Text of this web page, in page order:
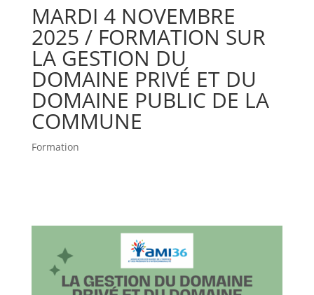
MARDI 4 NOVEMBRE
2025 / FORMATION SUR
LA GESTION DU
DOMAINE PRIVÉ ET DU
DOMAINE PUBLIC DE LA
COMMUNE
Formation